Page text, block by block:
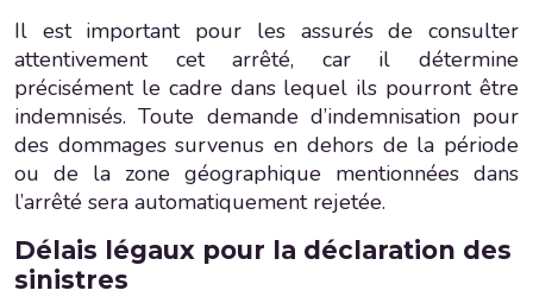
Il est important pour les assurés de consulter
attentivement cet arrêté, car il détermine
précisément le cadre dans lequel ils pourront être
indemnisés. Toute demande d’indemnisation pour
des dommages survenus en dehors de la période
ou de la zone géographique mentionnées dans
l’arrêté sera automatiquement rejetée.
Délais légaux pour la déclaration des
sinistres